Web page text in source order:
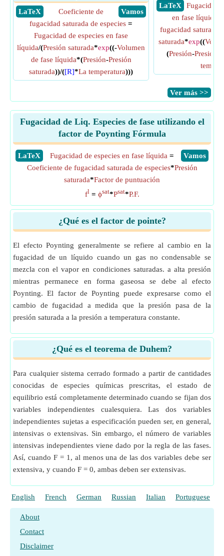
​ LaTeX
​ Vamos
Coeficiente de
fugacidad saturada de especies =
Fugacidad de especies en fase
líquida/(Presión saturada*exp((-Volumen
de fase líquida*(Presión-Presión
saturada))/([R]*La temperatura)))
​ LaTeX
Fugacidad
en fase líquida
fugacidad saturada
saturada*exp((
(Presión-Presión
​Ver más >>
Fugacidad de Liq. Especies de fase utilizando el
factor de Poynting Fórmula
​LaTeX ​Vamos
Fugacidad de especies en fase líquida =
Coeficiente de fugacidad saturada de especies*Presión
saturada*Factor de puntuación
fl= ϕsat*Psat*P.F.
¿Qué es el factor de pointe?
El efecto Poynting generalmente se refiere al cambio en la
fugacidad de un líquido cuando un gas no condensable se
mezcla con el vapor en condiciones saturadas. a alta presión
mientras permanece en forma gaseosa se debe al efecto
Poynting. El factor de Poynting puede expresarse como el
cambio de fugacidad a medida que la presión pasa de la
presión saturada a la presión a temperatura constante.
¿Qué es el teorema de Duhem?
Para cualquier sistema cerrado formado a partir de cantidades
conocidas de especies químicas prescritas, el estado de
equilibrio está completamente determinado cuando se fijan dos
variables independientes cualesquiera. Las dos variables
independientes sujetas a especificación pueden ser, en general,
intensivas o extensivas. Sin embargo, el número de variables
intensivas independientes viene dado por la regla de las fases.
Así, cuando F = 1, al menos una de las dos variables debe ser
extensiva, y cuando F = 0, ambas deben ser extensivas.
English French German Russian Italian Portuguese
About
Contact
Disclaimer